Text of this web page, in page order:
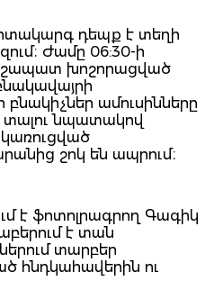
արտակարգ դեպք է տեղի
Ժամը 06:30-ի
խոշորացված
ամուսինները
նպատակով
շոկ են ապրում։
է ֆոտոլրագրող Գագիկ
է տան
տարբեր
հնդկահավերին ու